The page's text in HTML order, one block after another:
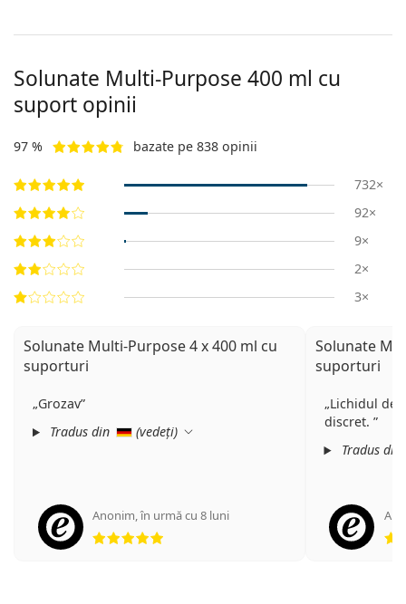
Solunate Multi-Purpose 400 ml cu
suport opinii
97 % bazate pe 838 opinii
732×
92×
9×
2×
3×
Solunate Multi-Purpose 4 x 400 ml cu
suporturi
Grozav
Tradus din
(vedeți)
Anonim,în urmă cu 8 luni
Solunate
suporturi
Lichidul de
discret.
Tradus din